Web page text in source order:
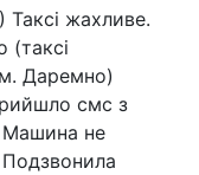
жахливе.
(таксі
Даремно)
смс з
не
Подзвонила